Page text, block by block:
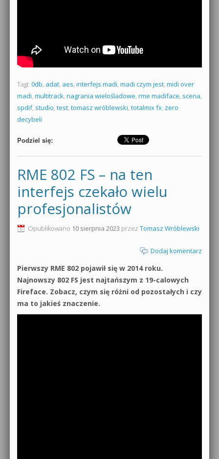
Tagi: 0db, adat, aes, interfejs madi, madi czym jest, midi over
madi, multitrack, nagrania wielośladowe, rme madiface, scena,
spdif, studio, test, tomasz wróblewski, totalmix fx, zero
decybeli
Podziel się:
RME 802 FS – na ten
interfejs czekało wielu
profesjonalistów
Opublikowano 10 sierpnia 2023 przez Tomasz Wróblewski
Dodaj komentarz
Pierwszy RME 802 pojawił się w 2014 roku.
Najnowszy 802 FS jest najtańszym z 19-calowych
Fireface. Zobacz, czym się różni od pozostałych i czy
ma to jakieś znaczenie.